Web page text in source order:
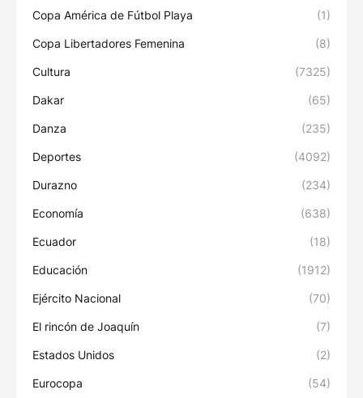
Copa América de Fútbol Playa (1)
Copa Libertadores Femenina (8)
Cultura (7325)
Dakar (65)
Danza (235)
Deportes (4092)
Durazno (234)
Economía (638)
Ecuador (18)
Educación (1912)
Ejército Nacional (70)
El rincón de Joaquín (7)
Estados Unidos (2)
Eurocopa (54)